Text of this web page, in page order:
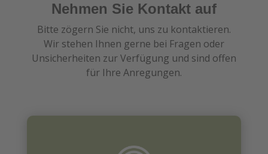
Nehmen Sie Kontakt auf
Bitte zögern Sie nicht, uns zu kontaktieren.
Wir stehen Ihnen gerne bei Fragen oder
Unsicherheiten zur Verfügung und sind offen
für Ihre Anregungen.